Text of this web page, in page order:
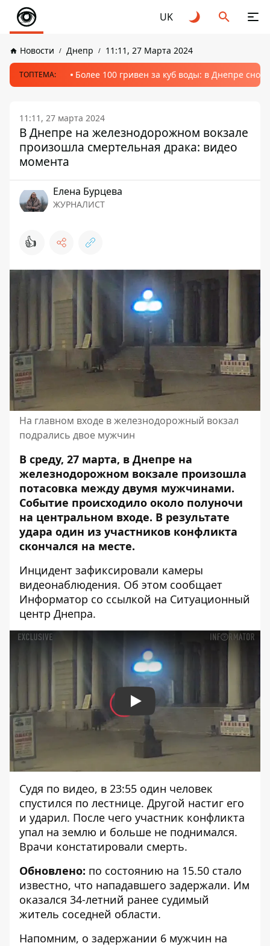
UK
Новости Днепр 11:11, 27 Марта 2024
ТОПТЕМА: Более 100 гривен за куб воды: в Днепре
11:11, 27 марта 2024
В Днепре на железнодорожном вокзале
произошла смертельная драка: видео
момента
Елена Бурцева
ЖУРНАЛИСТ
👍
На главном входе в железнодорожный вокзал
подрались двое мужчин
В среду, 27 марта, в Днепре на
железнодорожном вокзале произошла
потасовка между двумя мужчинами.
Событие происходило около полуночи
на центральном входе. В результате
удара один из участников конфликта
скончался на месте.
Инцидент зафиксировали камеры
видеонаблюдения. Об этом сообщает
Информатор со ссылкой на Ситуационный
центр Днепра.
Play
Судя по видео, в 23:55 один человек
спустился по лестнице. Другой настиг его
и ударил. После чего участник конфликта
упал на землю и больше не поднимался.
Врачи констатировали смерть.
Обновлено: по состоянию на 15.50 стало
известно, что нападавшего задержали. Им
оказался 34-летний ранее судимый
житель соседней области.
Напомним, о задержании 6 мужчин на